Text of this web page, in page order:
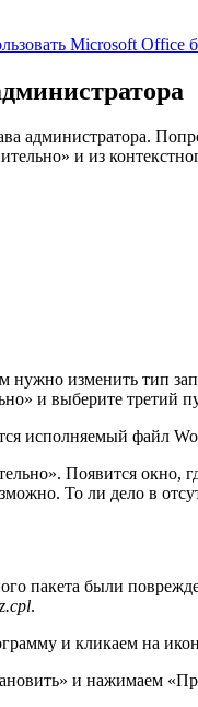
Microsoft Office
администратора.
и из
нужно изменить тип
и выберите третий
исполняемый файл
Появится окно,
То ли дело в
пакета были
.
и кликаем на
и нажимаем